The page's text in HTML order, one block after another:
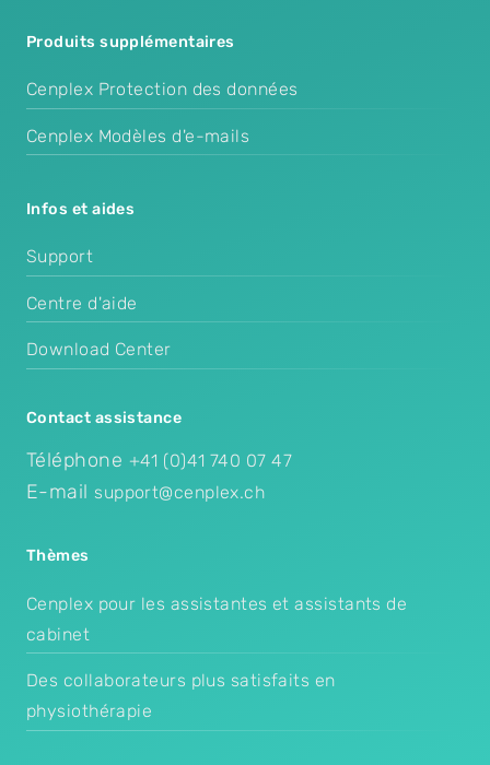
Produits supplémentaires
Cenplex Protection des données
Cenplex Modèles d'e-mails
Infos et aides
Support
Centre d'aide
Download Center
Contact assistance
Téléphone +41 (0)41 740 07 47
E-mail support@cenplex.ch
Thèmes
Cenplex pour les assistantes et assistants de
cabinet
Des collaborateurs plus satisfaits en
physiothérapie